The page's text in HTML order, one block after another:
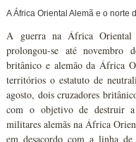
A África Oriental Alemã e o norte
A guerra na África Oriental
prolongou-se até novembro
britânico e alemão da África
territórios o estatuto de
agosto, dois cruzadores
com o objetivo de destruir a
militares alemãs na África
em desacordo com a linha